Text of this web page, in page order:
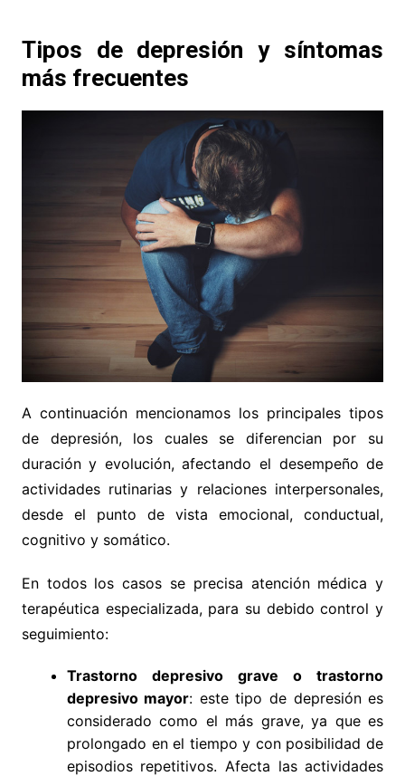
Tipos de depresión y síntomas
más frecuentes
A continuación mencionamos los principales tipos
de depresión, los cuales se diferencian por su
duración y evolución, afectando el desempeño de
actividades rutinarias y relaciones interpersonales,
desde el punto de vista emocional, conductual,
cognitivo y somático.
En todos los casos se precisa atención médica y
terapéutica especializada, para su debido control y
seguimiento:
Trastorno depresivo grave o trastorno
depresivo mayor: este tipo de depresión es
considerado como el más grave, ya que es
prolongado en el tiempo y con posibilidad de
episodios repetitivos. Afecta las actividades